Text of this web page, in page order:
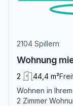
2104 Spillern
Wohnung
2 44,4 m²
Wohnen in
2 Zimmer